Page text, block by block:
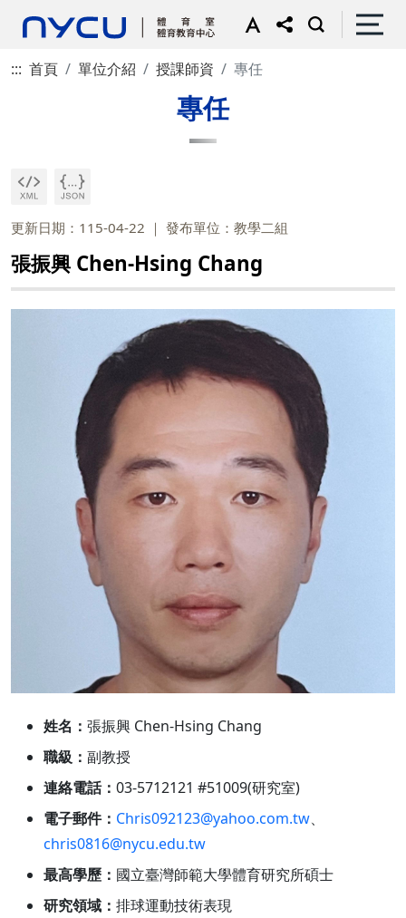
::: 首頁 單位介紹 授課師資 專任
專任
更新日期：115-04-22 發布單位：教學二組
張振興 Chen-Hsing Chang
姓名： 張振興 Chen-Hsing Chang
職級： 副教授
連絡電話： 03-5712121 #51009(研究室)
電子郵件： Chris092123@yahoo.com.tw、
chris0816@nycu.edu.tw
最高學歷： 國立臺灣師範大學體育研究所碩士
研究領域： 排球運動技術表現